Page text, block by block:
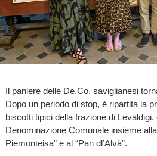
Il paniere delle De.Co. saviglianesi
Dopo un periodo di stop, è ripartita la
biscotti tipici della frazione di
Denominazione Comunale insieme
Piemonteisa” e al “Pan dl’Alvà”.